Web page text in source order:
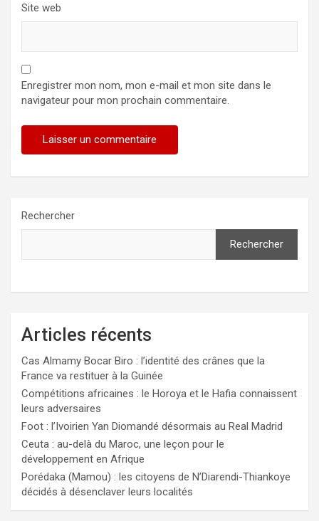
Site web
Enregistrer mon nom, mon e-mail et mon site dans le
navigateur pour mon prochain commentaire.
Rechercher
Rechercher
Articles récents
Cas Almamy Bocar Biro : l’identité des crânes que la
France va restituer à la Guinée
Compétitions africaines : le Horoya et le Hafia connaissent
leurs adversaires
Foot : l’Ivoirien Yan Diomandé désormais au Real Madrid
Ceuta : au-delà du Maroc, une leçon pour le
développement en Afrique
Porédaka (Mamou) : les citoyens de N’Diarendi-Thiankoye
décidés à désenclaver leurs localités